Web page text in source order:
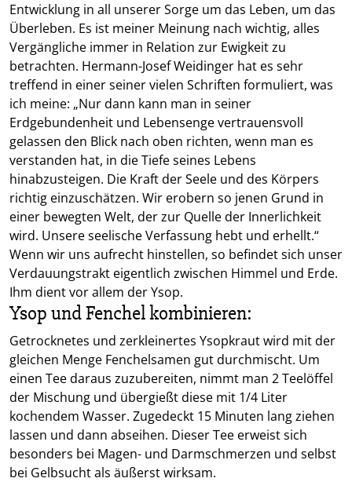
Entwicklung in all unserer Sorge um das Leben, um das
Überleben. Es ist meiner Meinung nach wichtig, alles
Vergängliche immer in Relation zur Ewigkeit zu
betrachten. Hermann-Josef Weidinger hat es sehr
treffend in einer seiner vielen Schriften formuliert, was
ich meine: „Nur dann kann man in seiner
Erdgebundenheit und Lebensenge vertrauensvoll
gelassen den Blick nach oben richten, wenn man es
verstanden hat, in die Tiefe seines Lebens
hinabzusteigen. Die Kraft der Seele und des Körpers
richtig einzuschätzen. Wir erobern so jenen Grund in
einer bewegten Welt, der zur Quelle der Innerlichkeit
wird. Unsere seelische Verfassung hebt und erhellt.“
Wenn wir uns aufrecht hinstellen, so befindet sich unser
Verdauungstrakt eigentlich zwischen Himmel und Erde.
Ihm dient vor allem der Ysop.
Ysop und Fenchel kombinieren:
Getrocknetes und zerkleinertes Ysopkraut wird mit der
gleichen Menge Fenchelsamen gut durchmischt. Um
einen Tee daraus zuzubereiten, nimmt man 2 Teelöffel
der Mischung und übergießt diese mit 1/4 Liter
kochendem Wasser. Zugedeckt 15 Minuten lang ziehen
lassen und dann abseihen. Dieser Tee erweist sich
besonders bei Magen- und Darmschmerzen und selbst
bei Gelbsucht als äußerst wirksam.